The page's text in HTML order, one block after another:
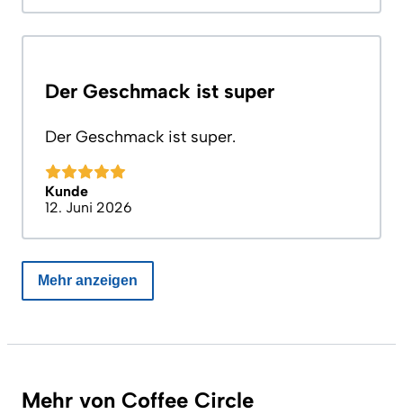
Der Geschmack ist super
Der Geschmack ist super.
Kunde
12. Juni 2026
Mehr anzeigen
Mehr von Coffee Circle